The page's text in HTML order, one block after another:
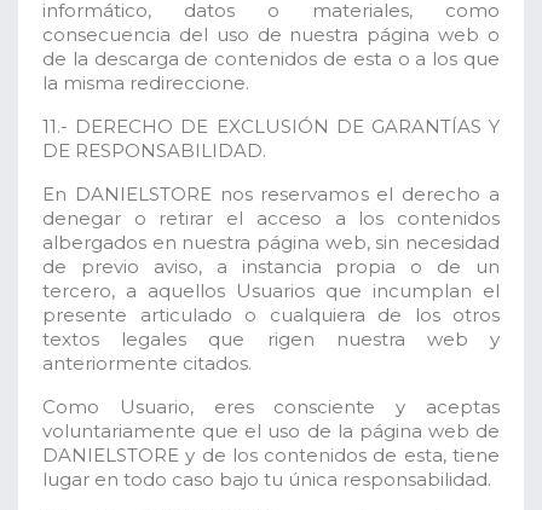
informático, datos o materiales, como
consecuencia del uso de nuestra página web o
de la descarga de contenidos de esta o a los que
la misma redireccione.
11.- DERECHO DE EXCLUSIÓN DE GARANTÍAS Y
DE RESPONSABILIDAD.
En DANIELSTORE nos reservamos el derecho a
denegar o retirar el acceso a los contenidos
albergados en nuestra página web, sin necesidad
de previo aviso, a instancia propia o de un
tercero, a aquellos Usuarios que incumplan el
presente articulado o cualquiera de los otros
textos legales que rigen nuestra web y
anteriormente citados.
Como Usuario, eres consciente y aceptas
voluntariamente que el uso de la página web de
DANIELSTORE y de los contenidos de esta, tiene
lugar en todo caso bajo tu única responsabilidad.